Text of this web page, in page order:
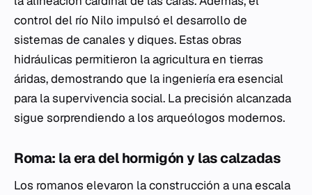
control del río Nilo impulsó el desarrollo de
sistemas de canales y diques. Estas obras
hidráulicas permitieron la agricultura en tierras
áridas, demostrando que la ingeniería era esencial
para la supervivencia social. La precisión alcanzada
sigue sorprendiendo a los arqueólogos modernos.
Roma: la era del hormigón y las calzadas
Los romanos elevaron la construcción a una escala